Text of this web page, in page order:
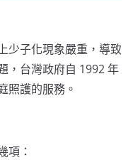
少子化現象嚴重，導致
，台灣政府自 1992 年
照護的服務。
項：